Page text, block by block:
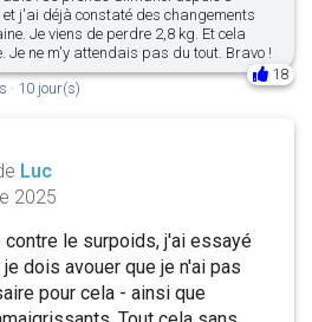
j'ai déjà constaté des changements
Je viens de perdre 2,8 kg. Et cela
Je ne m'y attendais pas du tout. Bravo !
18
· 10 jour(s)
Luc
2025
le surpoids, j'ai essayé
dois avouer que je n'ai pas
pour cela - ainsi que